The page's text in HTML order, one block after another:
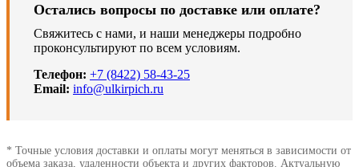
Остались вопросы по доставке или оплате?
Свяжитесь с нами, и наши менеджеры подробно
проконсультируют по всем условиям.
Телефон: +7 (8422) 58-43-25
Email: info@ulkirpich.ru
* Точные условия доставки и оплаты могут меняться в зависимости от
объема заказа, удаленности объекта и других факторов. Актуальную